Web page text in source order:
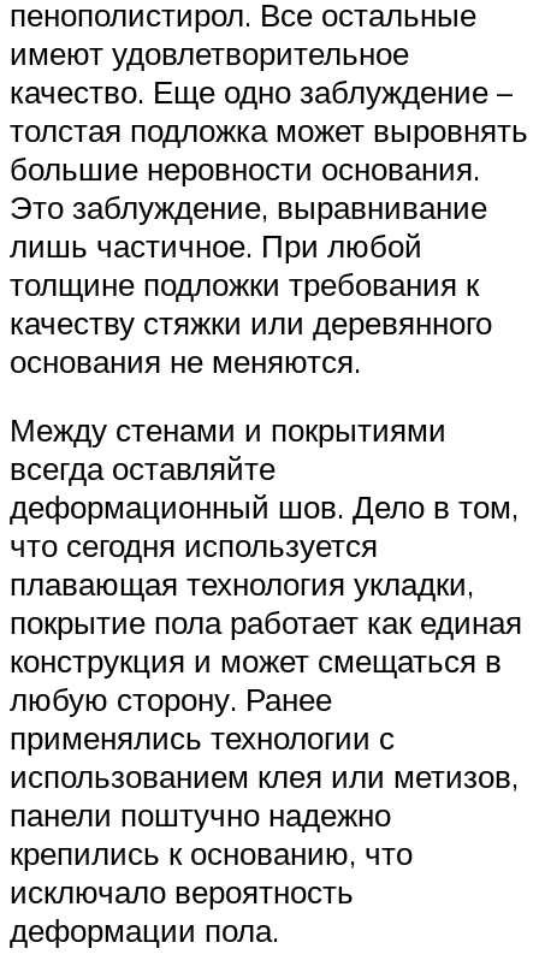
пенополистирол. Все остальные
имеют удовлетворительное
качество. Еще одно заблуждение –
толстая подложка может выровнять
большие неровности основания.
Это заблуждение, выравнивание
лишь частичное. При любой
толщине подложки требования к
качеству стяжки или деревянного
основания не меняются.
Между стенами и покрытиями
всегда оставляйте
деформационный шов. Дело в том,
что сегодня используется
плавающая технология укладки,
покрытие пола работает как единая
конструкция и может смещаться в
любую сторону. Ранее
применялись технологии с
использованием клея или метизов,
панели поштучно надежно
крепились к основанию, что
исключало вероятность
деформации пола.